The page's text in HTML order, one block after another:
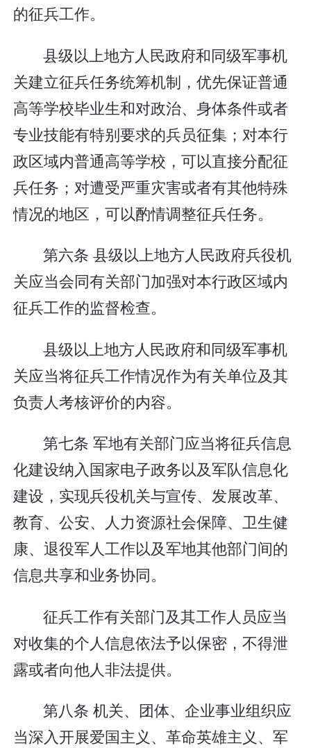
的征兵工作。
县级以上地方人民政府和同级军事机
关建立征兵任务统筹机制，优先保证普通
高等学校毕业生和对政治、身体条件或者
专业技能有特别要求的兵员征集；对本行
政区域内普通高等学校，可以直接分配征
兵任务；对遭受严重灾害或者有其他特殊
情况的地区，可以酌情调整征兵任务。
第六条 县级以上地方人民政府兵役机
关应当会同有关部门加强对本行政区域内
征兵工作的监督检查。
县级以上地方人民政府和同级军事机
关应当将征兵工作情况作为有关单位及其
负责人考核评价的内容。
第七条 军地有关部门应当将征兵信息
化建设纳入国家电子政务以及军队信息化
建设，实现兵役机关与宣传、发展改革、
教育、公安、人力资源社会保障、卫生健
康、退役军人工作以及军地其他部门间的
信息共享和业务协同。
征兵工作有关部门及其工作人员应当
对收集的个人信息依法予以保密，不得泄
露或者向他人非法提供。
第八条 机关、团体、企业事业组织应
当深入开展爱国主义、革命英雄主义、军